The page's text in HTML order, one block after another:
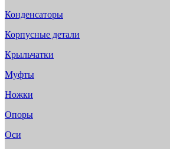
Конденсаторы
Корпусные детали
Крыльчатки
Муфты
Ножки
Опоры
Оси